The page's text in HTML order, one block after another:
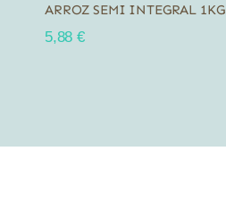
ARROZ SEMI INTEGRAL 1KG
5,88€